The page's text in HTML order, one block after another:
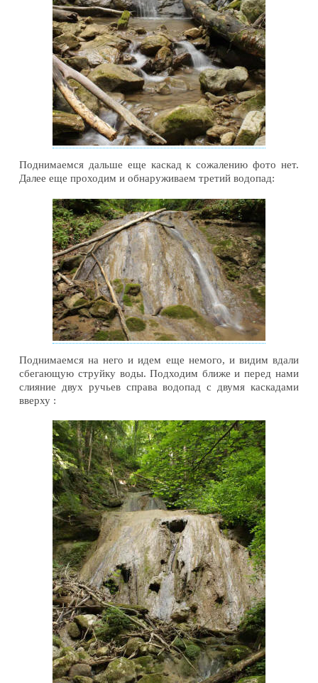
Поднимаемся дальше еще каскад к сожалению фото нет.
Далее еще проходим и обнаруживаем третий водопад:
Поднимаемся на него и идем еще немого, и видим вдали
сбегающую струйку воды. Подходим ближе и перед нами
слияние двух ручьев справа водопад с двумя каскадами
вверху :